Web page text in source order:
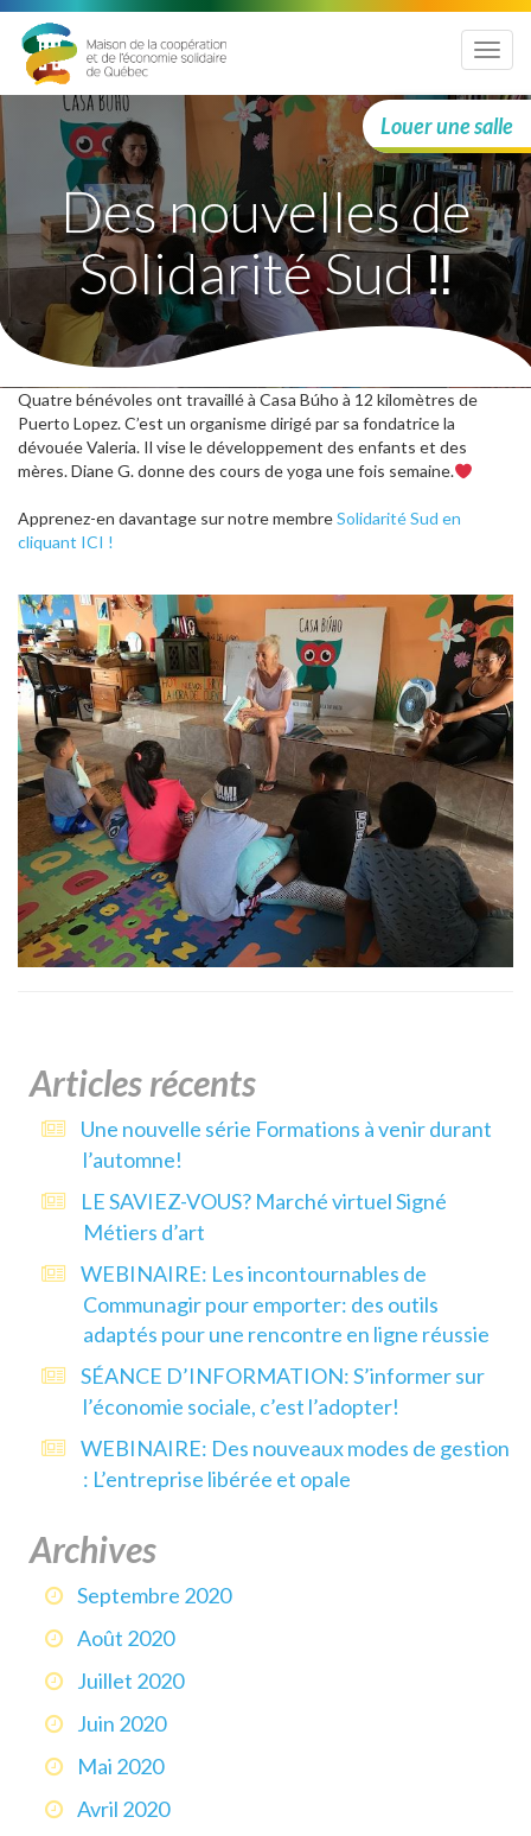
Menu
Louer une salle
Des nouvelles de
Solidarité Sud ‼
Quatre bénévoles ont travaillé à Casa Búho à 12 kilomètres de
Puerto Lopez. C’est un organisme dirigé par sa fondatrice la
dévouée Valeria. Il vise le développement des enfants et des
mères. Diane G. donne des cours de yoga une fois semaine.
Apprenez-en davantage sur notre membreSolidarité Sud en
cliquant ICI !
Articles récents
Une nouvelle série Formations à venir durant
l’automne!
LE SAVIEZ-VOUS? Marché virtuel Signé
Métiers d’art
WEBINAIRE: Les incontournables de
Communagir pour emporter: des outils
adaptés pour une rencontre en ligne réussie
SÉANCE D’INFORMATION: S’informer sur
l’économie sociale, c’est l’adopter!
WEBINAIRE: Des nouveaux modes de gestion
: L’entreprise libérée et opale
Archives
Septembre 2020
Août 2020
Juillet 2020
Juin 2020
Mai 2020
Avril 2020